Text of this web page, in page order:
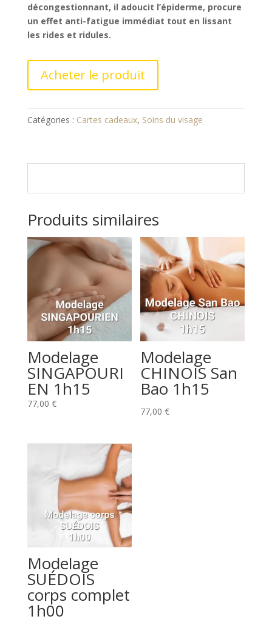
décongestionnant, il adoucit l’épiderme, procure
un effet anti-fatigue immédiat tout en lissant
les rides et ridules.
Acheter le produit
Catégories : Cartes cadeaux, Soins du visage
Produits similaires
Modelage
SINGAPOURI
EN 1h15
77,00 €
Modelage
CHINOIS San
Bao 1h15
77,00€
Modelage
SUÉDOIS
corps complet
1h00